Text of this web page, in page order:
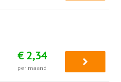
€ 2,34
per maand